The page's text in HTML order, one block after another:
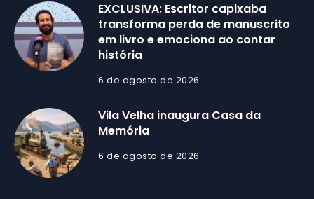
EXCLUSIVA: Escritor capixaba
transforma perda de manuscrito
em livro e emociona ao contar
história
6 de agosto de 2026
Vila Velha inaugura Casa da
Memória
6 de agosto de 2026